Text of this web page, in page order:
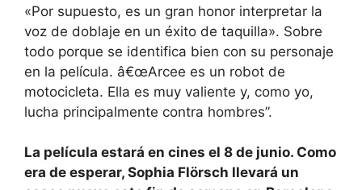
«Por supuesto, es un gran honor interpretar la
voz de doblaje en un éxito de taquilla». Sobre
todo porque se identifica bien con su personaje
en la película. â€œArcee es un robot de
motocicleta. Ella es muy valiente y, como yo,
lucha principalmente contra hombres”.
La película estará en cines el 8 de junio. Como
era de esperar, Sophia Flörsch llevará un